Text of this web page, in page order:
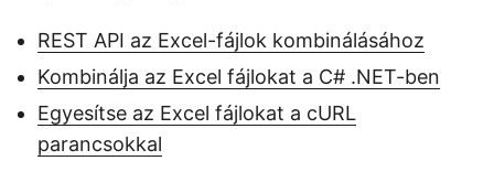
REST API az Excel-fájlok kombinálásához
Kombinálja az Excel fájlokat a C# .NET-ben
Egyesítse az Excel fájlokat a cURL
parancsokkal